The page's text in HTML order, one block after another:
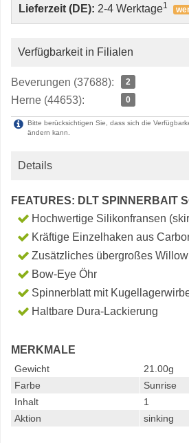
Lieferzeit (DE): 2-4 Werktage1
Verfügbarkeit in Filialen
Beverungen (37688): 2
Herne (44653): 0
Bitte berücksichtigen Sie, dass sich die
ändern kann.
Details
FEATURES: DLT SPINNERBAIT
Hochwertige Silikonfransen
Kräftige Einzelhaken aus
Zusätzliches übergroßes
Bow-Eye Öhr
Spinnerblatt mit
Haltbare Dura-Lackierung
MERKMALE
Gewicht
21.00g
Farbe
Sunrise
Inhalt
1
Aktion
sinking